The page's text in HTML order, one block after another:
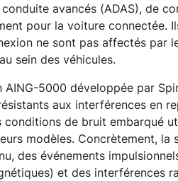
avancés (ADAS), de
pour la voiture connectée.
ne sont pas affectés par
sein des véhicules.
AING-5000 développée par
aux interférences en
conditions de bruit embarqué
modèles. Concrètement,
des événements
et des interférences